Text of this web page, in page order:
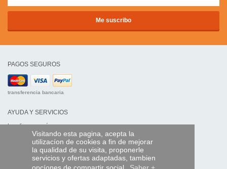
Visitando esta pagina, acepta la
utilizacíon de cookies a fin de mejorar
la qualidad de su visita, proponerle
servicios y ofertas adaptadas, tambien
PAGOS SEGUROS
transferencia bancaria
AYUDA Y SERVICIOS
Localice su envío
MANDO EXPRESS
¿Quiénes somos?
Información legal